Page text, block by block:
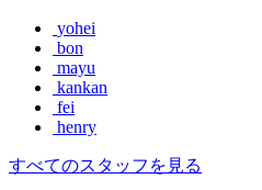
yohei
bon
mayu
kankan
fei
henry
すべてのスタッフを見る